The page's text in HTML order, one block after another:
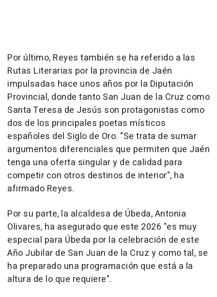
Por último, Reyes también se ha referido a las
Rutas Literarias por la provincia de Jaén
impulsadas hace unos años por la Diputación
Provincial, donde tanto San Juan de la Cruz como
Santa Teresa de Jesús son protagonistas como
dos de los principales poetas místicos
españoles del Siglo de Oro. "Se trata de sumar
argumentos diferenciales que permiten que Jaén
tenga una oferta singular y de calidad para
competir con otros destinos de interior", ha
afirmado Reyes.
Por su parte, la alcaldesa de Úbeda, Antonia
Olivares, ha asegurado que este 2026 "es muy
especial para Úbeda por la celebración de este
Año Jubilar de San Juan de la Cruz y como tal, se
ha preparado una programación que está a la
altura de lo que requiere".